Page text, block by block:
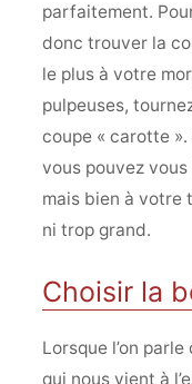
parfaitement.
donc trouver la
le plus à votre
pulpeuses,
coupe « carotte
vous pouvez
mais bien à votre
ni trop grand.
Choisir la
Lorsque l’on
qui nous vient à